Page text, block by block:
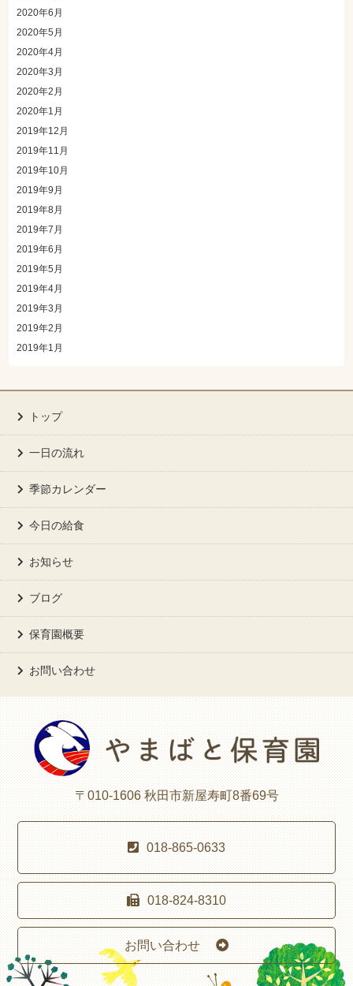
2020年6月
2020年5月
2020年4月
2020年3月
2020年2月
2020年1月
2019年12月
2019年11月
2019年10月
2019年9月
2019年8月
2019年7月
2019年6月
2019年5月
2019年4月
2019年3月
2019年2月
2019年1月
トップ
一日の流れ
季節カレンダー
今日の給食
お知らせ
ブログ
保育園概要
お問い合わせ
〒010-1606 秋田市新屋寿町8番69号
018-865-0633
018-824-8310
お問い合わせ